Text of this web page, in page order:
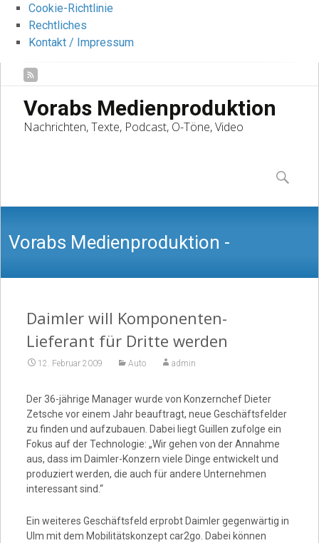
Cookie-Richtlinie
Rechtliches
Kontakt / Impressum
Vorabs Medienproduktion
Nachrichten, Texte, Podcast, O-Töne, Video
content
Suchen
nach:
Vorabs Medienproduktion -
Nachrichten, Texte, Podcast, O-Töne,
Daimler will Komponenten-
Lieferant für Dritte werden
12. Februar 2009 Auto admin
Der 36-jährige Manager wurde von Konzernchef Dieter
Zetsche vor einem Jahr beauftragt, neue Geschäftsfelder
zu finden und aufzubauen. Dabei liegt Guillen zufolge ein
Fokus auf der Technologie: „Wir gehen von der Annahme
aus, dass im Daimler-Konzern viele Dinge entwickelt und
produziert werden, die auch für andere Unternehmen
interessant sind.“
Ein weiteres Geschäftsfeld erprobt Daimler gegenwärtig in
Ulm mit dem Mobilitätskonzept car2go. Dabei können